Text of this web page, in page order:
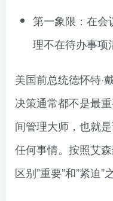
第一象限：在会
理不在待办事项
美国前总统德怀特·
决策通常都不是最
间管理大师，也就
任何事情。按照艾
区别”重要”和”紧迫”